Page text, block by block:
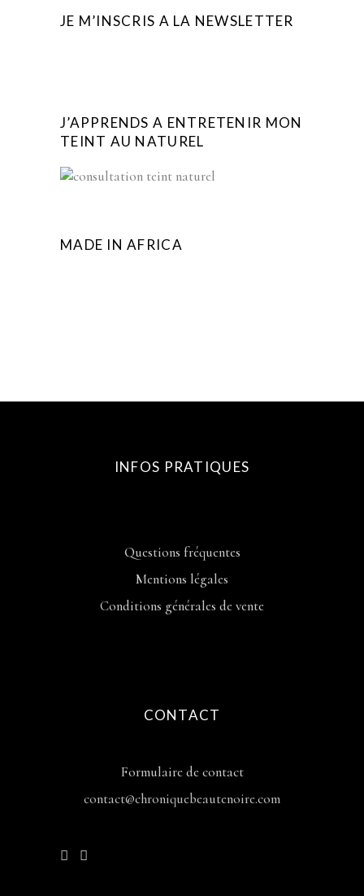
JE M’INSCRIS A LA NEWSLETTER
J’APPRENDS A ENTRETENIR MON
TEINT AU NATUREL
MADE IN AFRICA
INFOS PRATIQUES
Questions fréquentes
Mentions légales
Conditions générales de vente
CONTACT
Formulaire de contact
contact@chroniquebeautenoire.com